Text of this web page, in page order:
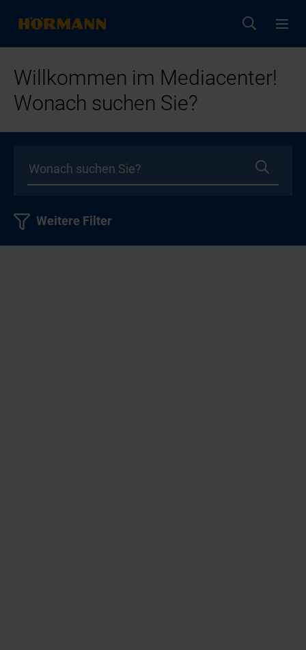
Willkommen im Mediacenter!
Wonach suchen Sie?
Weitere Filter